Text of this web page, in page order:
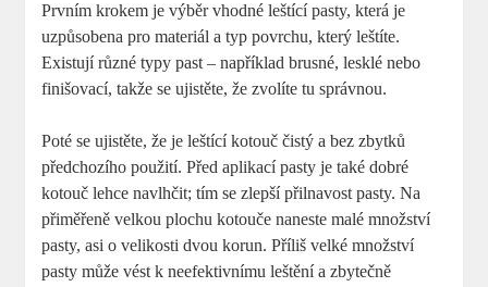
Prvním krokem je výběr vhodné leštící pasty, která je
uzpůsobena pro materiál a typ povrchu, který leštíte.
Existují různé typy past – například brusné, lesklé nebo
finišovací, takže se ujistěte, že zvolíte tu správnou.
Poté se ujistěte, že je leštící kotouč čistý a bez zbytků
předchozího použití. Před aplikací pasty je také dobré
kotouč lehce navlhčit; tím se zlepší přilnavost pasty. Na
přiměřeně velkou plochu kotouče naneste malé množství
pasty, asi o velikosti dvou korun. Příliš velké množství
pasty může vést k neefektivnímu leštění a zbytečně